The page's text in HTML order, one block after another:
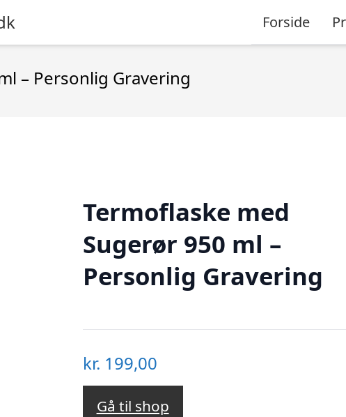
Forside
– Personlig Gravering
Termoflaske med
Sugerør 950 ml –
Personlig Gravering
kr. 199,00
Gå til shop